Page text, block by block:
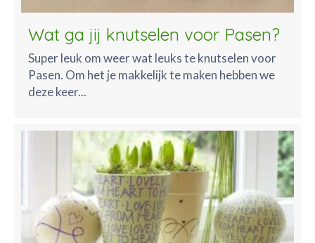
Wat ga jij knutselen voor Pasen?
Super leuk om weer wat leuks te knutselen voor
Pasen. Om het je makkelijk te maken hebben we
deze keer...